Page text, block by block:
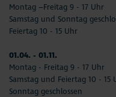
Montag –Freitag 9 - 17 Uhr
Samstag und Sonntag
Feiertag 10 - 15 Uhr
01.04. - 01.11.
Montag - Freitag 9 - 17 Uhr
Samstag und Feiertag 10 - 15
Sonntag geschlossen